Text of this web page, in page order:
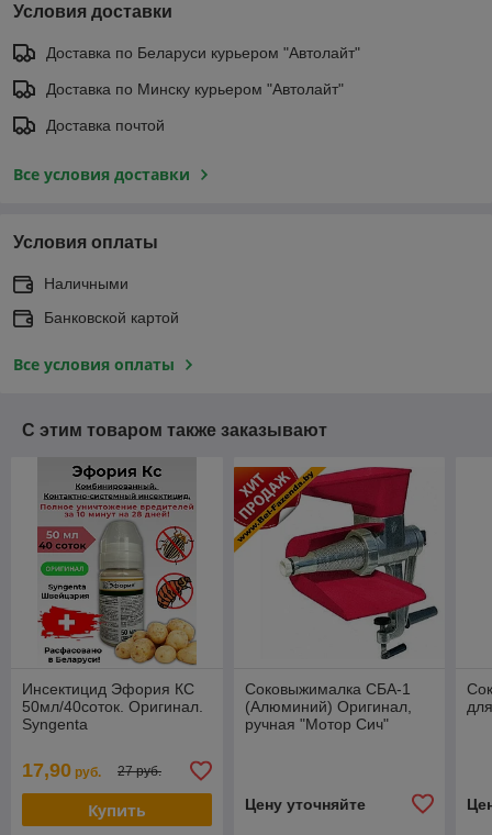
Условия доставки
Доставка по Беларуси курьером "Автолайт"
Доставка по Минску курьером "Автолайт"
Доставка почтой
Все условия доставки
Условия оплаты
Наличными
Банковской картой
Все условия оплаты
С этим товаром также заказывают
Инсектицид Эфория КС
50мл/40соток. Оригинал.
Syngenta
17,90 руб. 27 руб.
Купить
Соковыжималка СБА-1
(Алюминий) Оригинал,
ручная "Мотор Сич"
Цену уточняйте